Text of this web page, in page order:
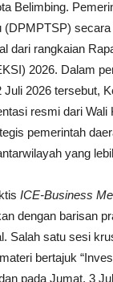
Belimbing.
(DPMPTSP)
dari rangkaian
2026. Dalam
2026 tersebut,
resmi dari
pemerintah
yang
ICE-Business
dengan barisan
Salah satu sesi
bertajuk
pada Jumat, 3